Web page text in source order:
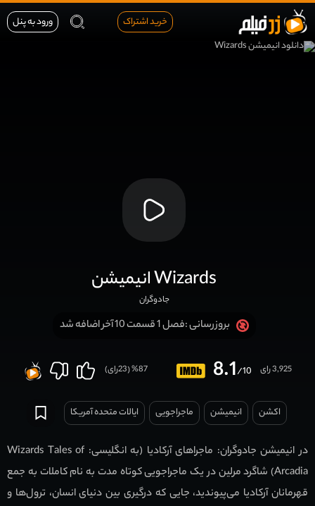
خرید اشتراک ورود به پنل
انیمیشن Wizards
جادوگران
بروزرسانی :فصل 1 قسمت 10 آخر اضافه شد
8.1/10 3,925 رای 87
% (
23رای)
اکشن انیمیشن ماجراجویی ایالات متحده آمریکا
در انیمیشن جادوگران: ماجراهای آرکادیا (به انگلیسی: Wizards Tales of
Arcadia) شاگرد مرلین در یک ماجراجویی کوتاه مدت به نام کاملات به جمع
قهرمانان آرکادیا می‌پیوندید، جایی که درگیری بین دنیای انسان، ترول‌ها و